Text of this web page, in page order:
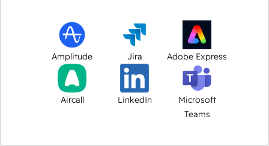
Amplitude Jira Adobe Express
Aircall LinkedIn
Microsoft
Teams